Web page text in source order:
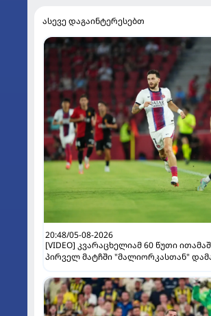
ასევე დაგაინტერესებთ
20:48/05-08-2026
[VIDEO] კვარაცხელიამ 60 წუთი
პირველ მატჩში "მალიორკასთან"